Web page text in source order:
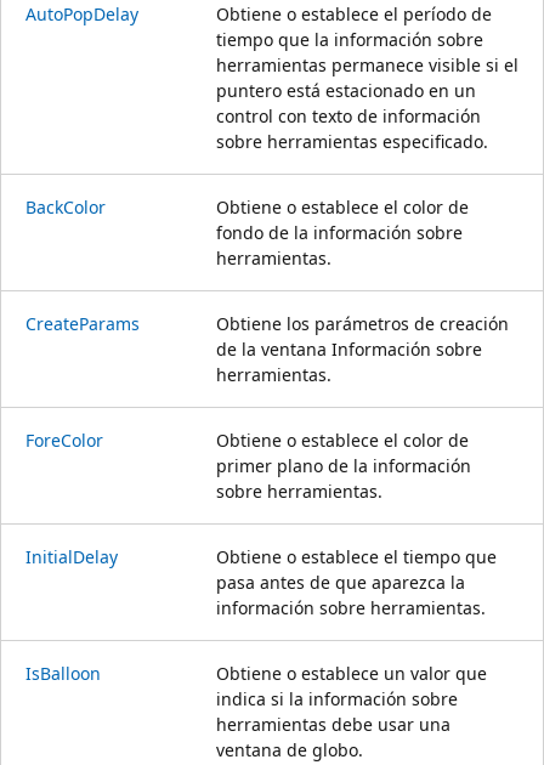
AutoPopDelay
Obtiene o establece el período de
tiempo que la información sobre
herramientas permanece visible si el
puntero está estacionado en un
control con texto de información
sobre herramientas especificado.
BackColor
Obtiene o establece el color de
fondo de la información sobre
herramientas.
CreateParams
Obtiene los parámetros de creación
de la ventana Información sobre
herramientas.
ForeColor
Obtiene o establece el color de
primer plano de la información
sobre herramientas.
InitialDelay
Obtiene o establece el tiempo que
pasa antes de que aparezca la
información sobre herramientas.
IsBalloon
Obtiene o establece un valor que
indica si la información sobre
herramientas debe usar una
ventana de globo.